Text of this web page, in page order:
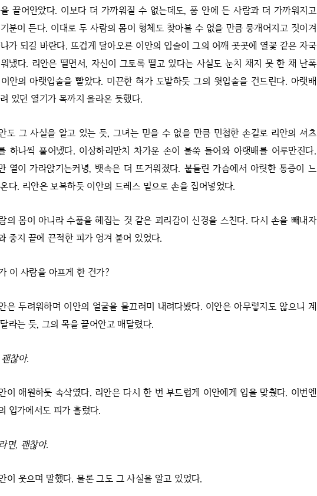
끌어안았다. 이보다 더 가까워질 수 없는데도, 품 안에 든 사람과 더 가까워지고
분이 든다. 이대로 두 사람의 몸이 형체도 찾아볼 수 없을 만큼 뭉개어지고 짓이겨
가 되길 바란다. 뜨겁게 달아오른 이안의 입술이 그의 어깨 곳곳에 열꽃 같은 자국
냈다. 리안은 떨면서, 자신이 그토록 떨고 있다는 사실도 눈치 채지 못 한 채 난폭
안의 아랫입술을 빨았다. 미끈한 혀가 도발하듯 그의 윗입술을 건드린다. 아랫배
있던 열기가 목까지 올라온 듯했다.
도 그 사실을 알고 있는 듯, 그녀는 믿을 수 없을 만큼 민첩한 손길로 리안의 셔츠
하나씩 풀어냈다. 이상하리만치 차가운 손이 불쑥 들어와 아랫배를 어루만진다.
열이 가라앉기는커녕, 뱃속은 더 뜨거워졌다. 붙들린 가슴에서 아릿한 통증이 느
다. 리안은 보복하듯 이안의 드레스 밑으로 손을 집어넣었다.
의 몸이 아니라 수풀을 헤집는 것 같은 괴리감이 신경을 스친다. 다시 손을 빼내자
중지 끝에 끈적한 피가 엉겨 붙어 있었다.
이 사람을 아프게 한 건가?
은 두려워하며 이안의 얼굴을 물끄러미 내려다봤다. 이안은 아무렇지도 않으니 계
라는 듯, 그의 목을 끌어안고 매달렸다.
찮아.
이 애원하듯 속삭였다. 리안은 다시 한 번 부드럽게 이안에게 입을 맞췄다. 이번엔
입가에서도 피가 흘렀다.
면, 괜찮아.
이 웃으며 말했다. 물론 그도 그 사실을 알고 있었다.